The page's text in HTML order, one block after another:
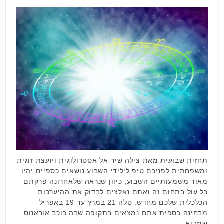
תחזית שבועית מאת צילה שיר-אל אסטרולוגית ויועצת זוגית
ומשפחתית לפניכם טיפ לילידי השבוע נושאים כספיים יהיו
מאוד משמעותיים השבוע, כיוון שנראה שלאחרונה פרקתם
כל עול בתחום זה ואתם נאלצים לבדוק את ההיערכות
הכלכלית שלכם מחדש. טלה 21 במרץ עד 19 באפריל
מבחינה כספית אתם נמצאים בתקופה שבה כוכב אוראנוס